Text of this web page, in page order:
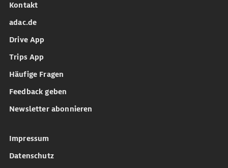
Kontakt
adac.de
Drive App
Trips App
Häufige Fragen
Feedback geben
Newsletter abonnieren
Impressum
Datenschutz